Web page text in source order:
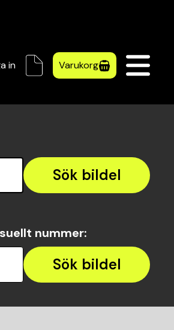
in Varukorg
Sök bildel
nummer:
Sök bildel